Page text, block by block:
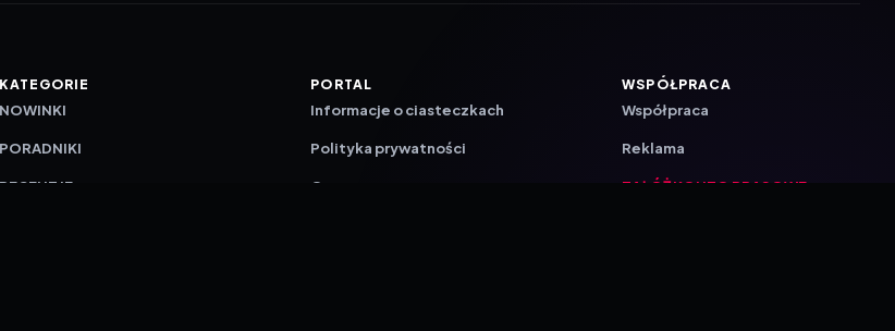
KATEGORIE
NOWINKI
PORADNIKI
RECENZJE
PORTAL
Informacje o ciasteczkach
Polityka prywatności
O nas
WSPÓŁPRACA
Współpraca
Reklama
ZAŁÓŻ KONTO PRASOWE